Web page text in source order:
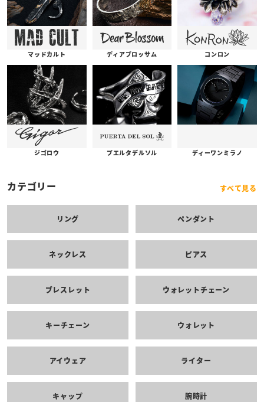
マッドカルト ディアブロッサム コンロン
ジゴロウ プエルタデルソル ディーワンミラノ
カテゴリー すべて見る
リング ペンダント
ネックレス ピアス
ブレスレット ウォレットチェーン
キーチェーン ウォレット
アイウェア ライター
キャップ 腕時計